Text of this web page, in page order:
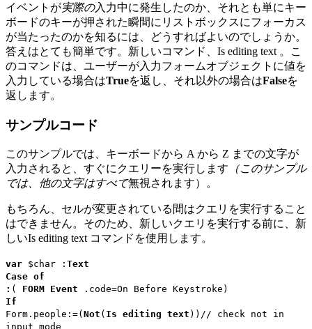
イベントが実際の入力中に発生したのか、それとも単にキー
ボードのキーが押された瞬間にリストボックスにフォーカス
が当たったのかを知るには、どうすればよいのでしょうか。
答えはとても簡単です。新しいコマンド、 Is editing text 。こ
のコマンドは、ユーザーが入力フォームオブジェクトに値を
入力している場合はTrueを返し、それ以外の場合はFalseを
返します。
サンプルコード
このサンプルでは、キーボードから A から Z までの文字が
入力されると、すぐにクエリーを実行します （このサンプル
では、他の文字はすべて無視されます）。
もちろん、セルが変更されている間はクエリを実行すること
はできません。そのため、新しいクエリを実行する前に、新
しいIs editing text コマンドを使用します。
var $char : Text
Case of
: ( FORM Event . code=On Before Keystroke )
If
Form. people :=( Not ( Is editing text )) // check not in
input mode